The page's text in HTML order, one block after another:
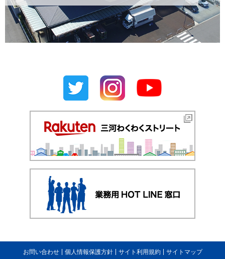
お問い合わせ 個人情報保護方針 サイト利用規約 サイトマップ